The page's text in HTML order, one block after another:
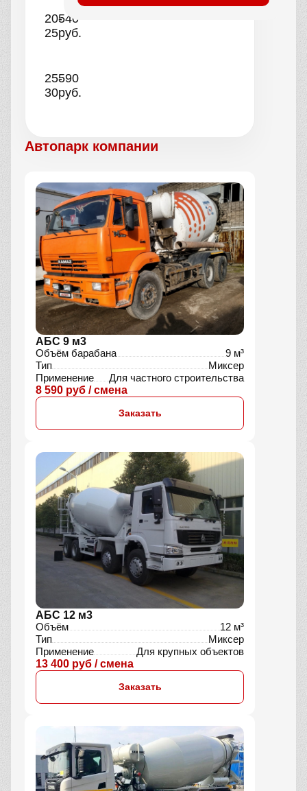
20-
25
540
руб.
25-
30
590
руб.
Автопарк компании
АБС 9 м3
Объём барабана
9 м³
Тип
Миксер
Применение
Для частного строительства
8 590 руб / смена
Заказать
АБС 12 м3
Объём
12 м³
Тип
Миксер
Применение
Для крупных объектов
13 400 руб / смена
Заказать